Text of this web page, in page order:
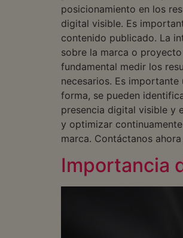
posicionamiento en los
digital visible. Es
contenido publicado. La
sobre la marca o
fundamental medir los
necesarios. Es
forma, se pueden
presencia digital visible y
y optimizar
marca. Contáctanos
Importancia